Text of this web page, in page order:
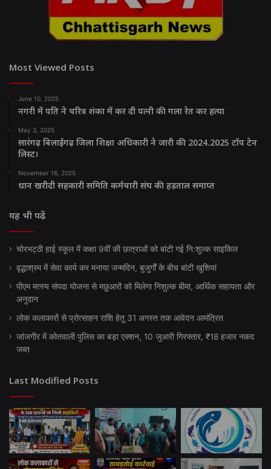
Most Viewed Posts
June 10, 2025
नगरी में पति ने चरित्र शंका में कर दी पत्नी की गला रेत कर हत्या
May 3, 2025
सारंगढ़ बिलाईगढ़ जिला शिक्षा अधिकारी ने जारी की 2024.2025 टॉप टेन
लिस्ट।
November 16, 2025
धान खरीदी सहकारी समिति कर्मचारी संघ की हड़ताल समाप्त
यह भी पढ़ें
चोरभट्ठी हाई स्कूल में कक्षा 9वीं की छात्राओं को बांटी गई नि:शुल्क साइकिल
वृद्धाश्रम में सेवा कार्य कर मनाया जन्मदिन, बुजुर्गों के बीच बांटी खुशियां
पीएम मत्स्य संपदा योजना से मछुआरों को मिलेगा निशुल्क बीमा, आर्थिक सहायता और
अनुदान
लोक कलाकारों से प्रोत्साहन राशि हेतु 31 अगस्त तक आवेदन आमंत्रित
जांजगीर में कोतवाली पुलिस का बड़ा एक्शन, 10 जुआरी गिरफ्तार, ₹18 हजार नकद
जब्त
Last Modified Posts